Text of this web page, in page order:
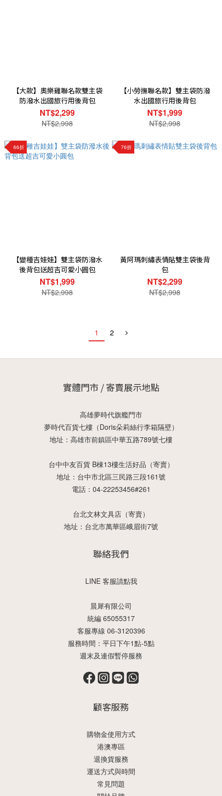
【大款】奧樂雞聯名款雙主袋
防潑水出國旅行用後背包
NT$2,299
NT$2,998
【小勞撫聯名款】雙主袋防潑
水出國旅行用後背包
NT$1,999
NT$2,998
66折
【變種吉娃娃】雙主袋防潑水
後背包送超吉可愛小圓包
NT$1,999
NT$2,998
76折
黃阿瑪刺繡表情貼雙主袋後背
包
NT$2,299
NT$2,998
1 2
實體門市 / 寄賣展示地點
高雄夢時代旗艦門市
夢時代百貨七樓（Doris朵莉絲行李箱隔壁）
地址：高雄市前鎮區中華五路789號七樓
台中中友百貨 B棟13樓生活好品（寄賣）
地址：台中市北區三民路三段161號
電話：04-22253456#261
台北文林文具店（寄賣）
地址：台北市萬華區峨眉街7號
聯絡我們
LINE 客服請點我
晨犀有限公司
統編 65055317
客服專線 06-3120396
服務時間：平日下午1點-5點
週末及連假暫停服務
顧客服務
購物金使用方式
港澳專區
退換貨服務
運送方式與時間
常見問題